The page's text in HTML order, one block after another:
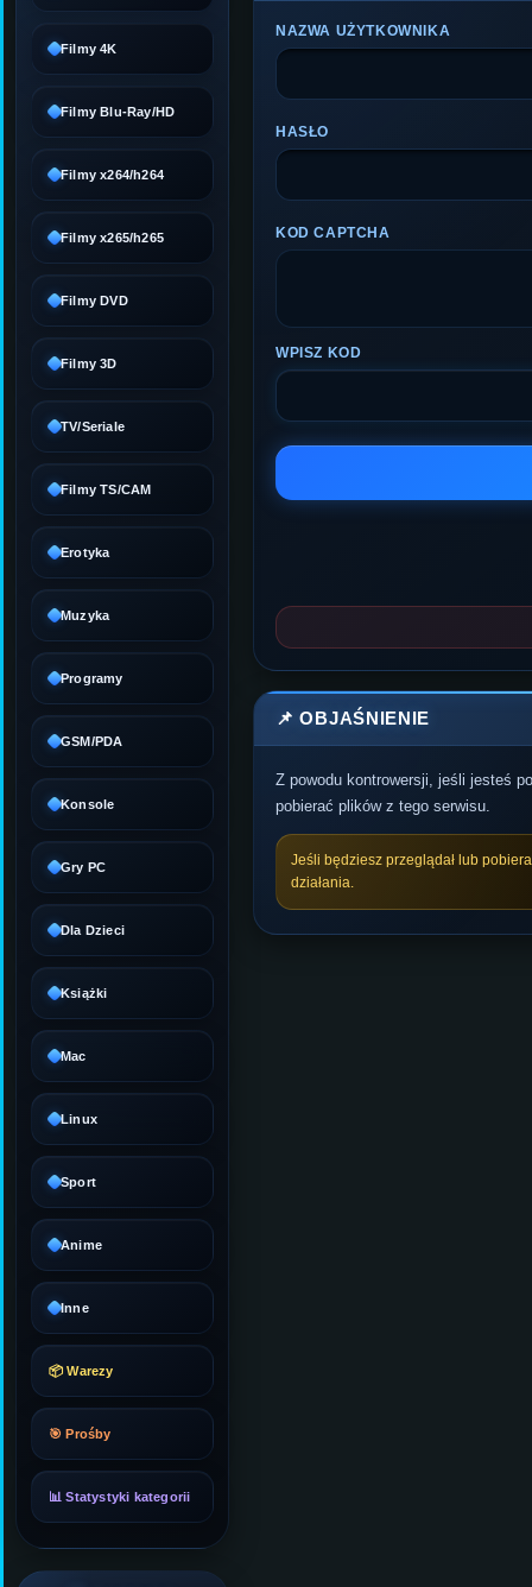
Filmy 4K
Filmy Blu-Ray/HD
Filmy x264/h264
Filmy x265/h265
Filmy DVD
Filmy 3D
TV/Seriale
Filmy TS/CAM
Erotyka
Muzyka
Programy
GSM/PDA
Konsole
Gry PC
Dla Dzieci
Książki
Mac
Linux
Sport
Anime
Inne
📦 Warezy
🎯 Prośby
📊 Statystyki kategorii
NAZWA UŻYTKOWNIKA
HASŁO
KOD CAPTCHA
WPISZ KOD
📌 OBJAŚNIENIE
Z powodu kontrowersji, jeśli jesteś
pobierać plików z tego serwisu.
Jeśli będziesz przeglądał lub
działania.